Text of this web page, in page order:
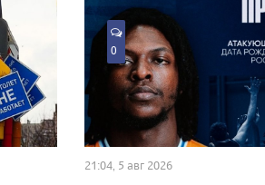
0
21:04, 5 авг 2026